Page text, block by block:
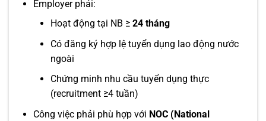
Employer phải:
Hoạt động tại NB ≥ 24 tháng
Có đăng ký hợp lệ tuyển dụng lao động nước
ngoài
Chứng minh nhu cầu tuyển dụng thực
(recruitment ≥4 tuần)
Công việc phải phù hợp với NOC (National